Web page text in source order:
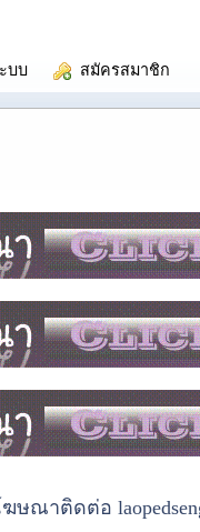
บบ สมัครสมาชิก
ษณาติดต่อ